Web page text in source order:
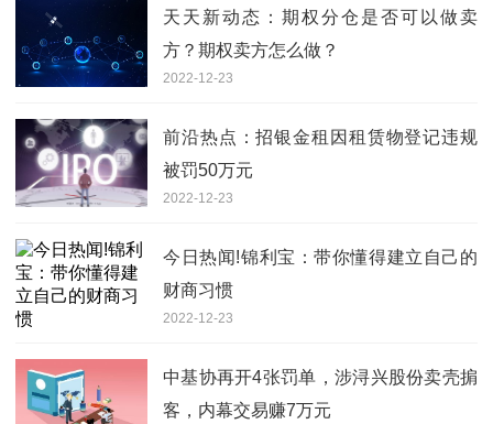
天天新动态：期权分仓是否可以做卖
方？期权卖方怎么做？
2022-12-23
前沿热点：招银金租因租赁物登记违规
被罚50万元
2022-12-23
今日热闻!锦利宝：带你懂得建立自己的
财商习惯
2022-12-23
中基协再开4张罚单，涉浔兴股份卖壳掮
客，内幕交易赚7万元